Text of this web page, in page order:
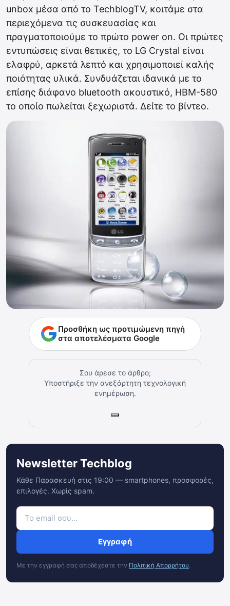
unbox μέσα από το TechblogTV, κοιτάμε στα
περιεχόμενα τις συσκευασίας και
πραγματοποιούμε το πρώτο power on. Οι πρώτες
εντυπώσεις είναι θετικές, το LG Crystal είναι
ελαφρύ, αρκετά λεπτό και χρησιμοποιεί καλής
ποιότητας υλικά. Συνδυάζεται ιδανικά με το
επίσης διάφανο bluetooth ακουστικό, HBM-580
το οποίο πωλείται ξεχωριστά. Δείτε το βίντεο.
Προσθήκη ως προτιμώμενη πηγή
στα αποτελέσματα Google
Σου άρεσε το άρθρο;
Υποστήριξε την ανεξάρτητη τεχνολογική
ενημέρωση.
Newsletter Techblog
Κάθε Παρασκευή στις 19:00 — smartphones, προσφορές,
επιλογές. Χωρίς spam.
Εγγραφή
Με την εγγραφή σας αποδέχεστε την Πολιτική Απορρήτου.